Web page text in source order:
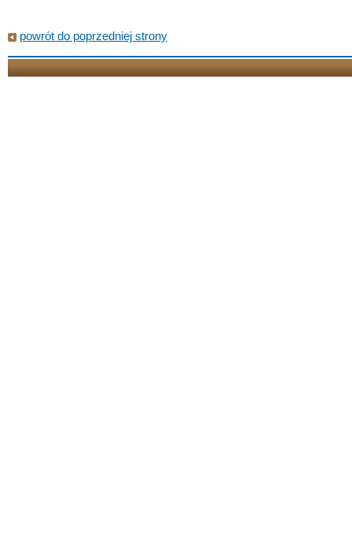
powrót do poprzedniej strony